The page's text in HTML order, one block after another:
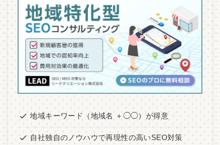
地域キーワード（地域名 ＋◯◯）が得意
自社独自のノウハウで再現性の高いSEO対策